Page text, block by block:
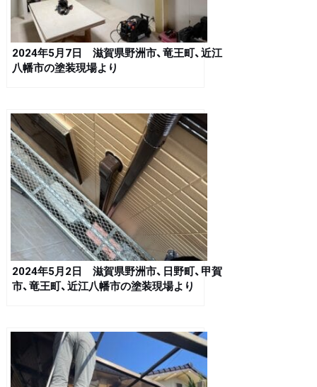
2024年5月7日 滋賀県野洲市、竜王町、近江
八幡市の塗装現場より
2024年5月2日 滋賀県野洲市、日野町、甲賀
市、竜王町、近江八幡市の塗装現場より